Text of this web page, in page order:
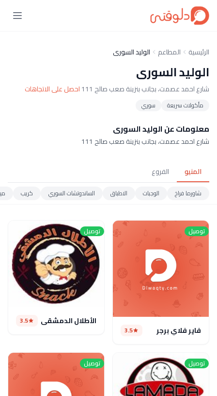
الرئيسية المطاعم الوليد السورى
الوليد السورى
شارع احمد عصمت، بجانب بنزينة صعب صالح 111 احصل على الاتجاهات
مأكولات سريعة سوري
معلومات عن الوليد السورى
شارع احمد عصمت، بجانب بنزينة صعب صالح 111
المنيو الفروع
شاورما فراخ الوجبات الاطباق الساندوتشات السوري كريب
توصيل
فاير فلاي برجر 3.5
توصيل
الأطلال الدمشقى 3.5
توصيل توصيل